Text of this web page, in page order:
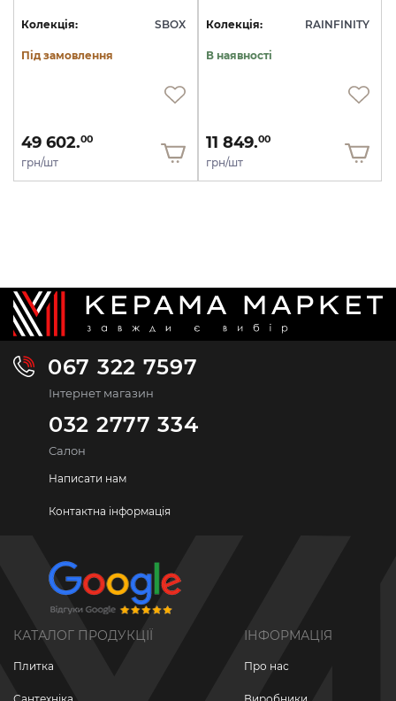
Колекція: SBOX
Під замовлення
49 602.00
грн/шт
Колекція: RAINFINITY
В наявності
11 849.00
грн/шт
067 322 7597
Інтернет магазин
032 2777 334
Салон
Написати нам
Контактна інформація
КАТАЛОГ ПРОДУКЦІЇ
Плитка
ІНФОРМАЦІЯ
Про нас